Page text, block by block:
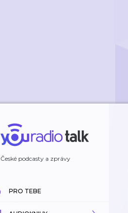
České podcasty a zprávy
PRO TEBE